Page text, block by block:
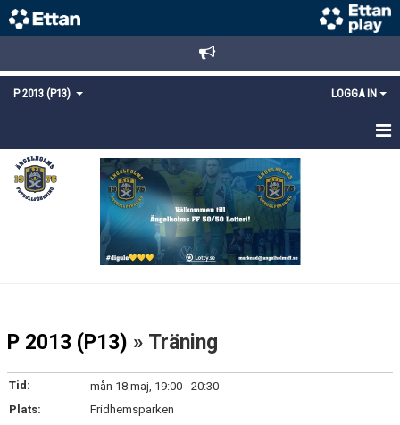
P 2013 (P13) LOGGA IN
HEM
NYHETER
P 2013 (P13) » Träning
Tid:
mån 18 maj, 19:00 - 20:30
Plats:
Fridhemsparken